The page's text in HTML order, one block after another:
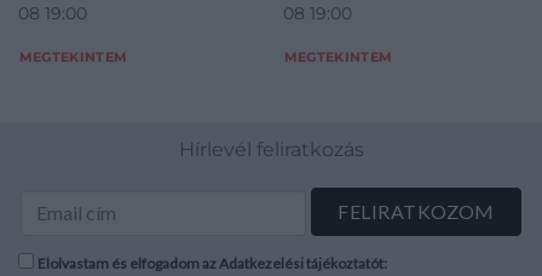
08 19:00
MEGTEKINTEM
08 19:00
MEGTEKINTEM
Hírlevél feliratkozás
Elolvastam és elfogadom az Adatkezelési tájékoztatót: